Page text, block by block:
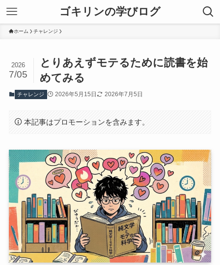
ゴキリンの学びログ
ホーム チャレンジ
とりあえずモテるために読書を始
めてみる
2026
7/05
チャレンジ 2026年5月15日 2026年7月5日
本記事はプロモーションを含みます。